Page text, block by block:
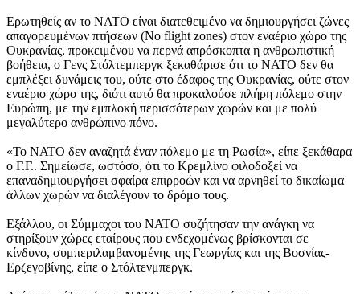
Ερωτηθείς αν το ΝΑΤΟ είναι διατεθειμένο να δημιουργήσει ζώνες
απαγορευμένων πτήσεων (No flight zones) στον εναέριο χώρο της
Ουκρανίας, προκειμένου να περνά απρόσκοπτα η ανθρωπιστική
βοήθεια, ο Γενς Στόλτεμπεργκ ξεκαθάρισε ότι το ΝΑΤΟ δεν θα
εμπλέξει δυνάμεις του, ούτε στο έδαφος της Ουκρανίας, ούτε στον
εναέριο χώρο της, διότι αυτό θα προκαλούσε πλήρη πόλεμο στην
Ευρώπη, με την εμπλοκή περισσότερων χωρών και με πολύ
μεγαλύτερο ανθρώπινο πόνο.
«Το ΝΑΤΟ δεν αναζητά έναν πόλεμο με τη Ρωσία», είπε ξεκάθαρα
ο Γ.Γ.. Σημείωσε, ωστόσο, ότι το Κρεμλίνο φιλοδοξεί να
επαναδημιουργήσει σφαίρα επιρροών και να αρνηθεί το δικαίωμα
άλλων χωρών να διαλέγουν το δρόμο τους.
Εξάλλου, οι Σύμμαχοι του ΝΑΤΟ συζήτησαν την ανάγκη να
στηρίξουν χώρες εταίρους που ενδεχομένως βρίσκονται σε
κίνδυνο, συμπεριλαμβανομένης της Γεωργίας και της Βοσνίας-
Ερζεγοβίνης, είπε ο Στόλτενμπεργκ.